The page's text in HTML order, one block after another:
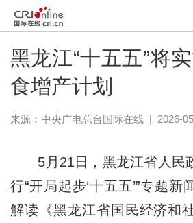
黑龙江“十五五”将
食增产计划
来源：中央广电总台国际在线| 2026-
5月21日，黑龙江省人民
行“开局起步‘十五五’”专题
解读《黑龙江省国民经济和